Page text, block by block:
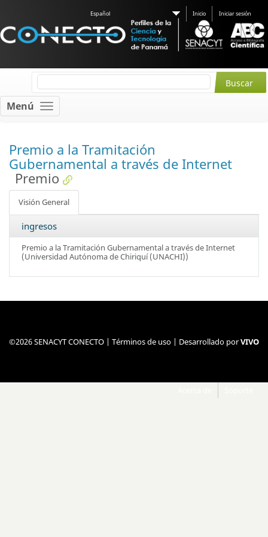
Español Inicio Iniciar sesión
Menú
Premio a la Tramitación
Gubernamental a través de Internet
Premio
Visión General
ingresos
Premio a la Tramitación Gubernamental a través de Internet
(Universidad Autónoma de Chiriquí (UNACHI))
©2026 SENACYT CONECTO | Términos de uso | Desarrollado porVIVO